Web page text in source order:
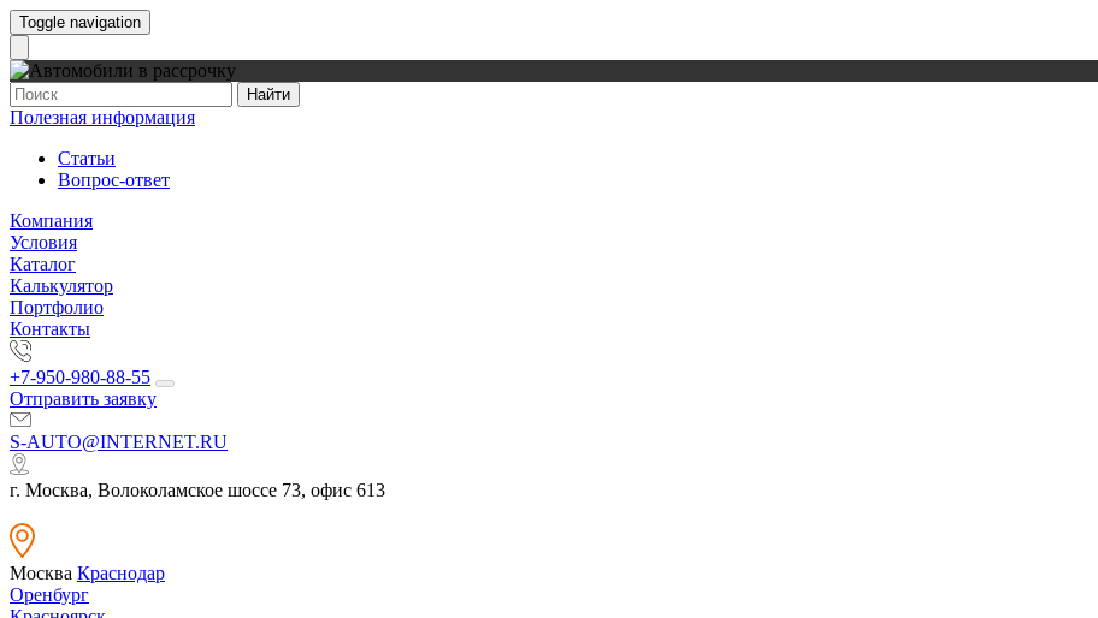
Toggle navigation
Найти
Полезная информация
Статьи
Вопрос-ответ
Компания
Условия
Каталог
Калькулятор
Портфолио
Контакты
+7-950-980-88-55
Отправить заявку
S-AUTO@INTERNET.RU
г. Москва, Волоколамское шоссе 73, офис 613
Москва Краснодар
Оренбург